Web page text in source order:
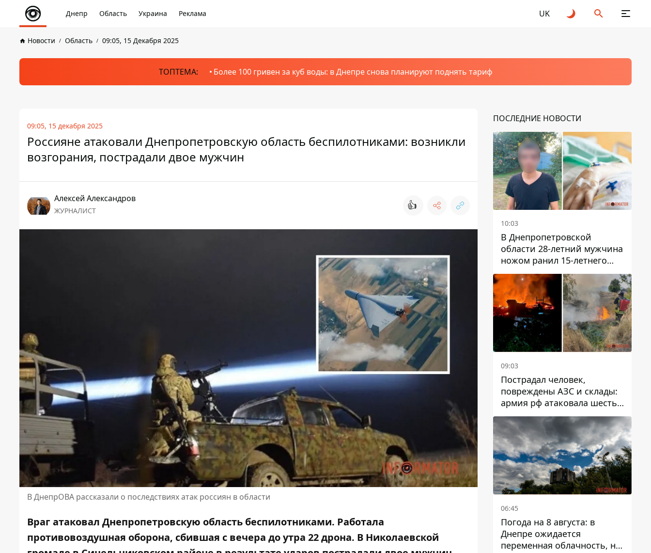
Днепр Область Украина Реклама UK
Новости Область 09:05, 15 Декабря 2025
ТОПТЕМА: Более 100 гривен за куб воды: в Днепре снова планируют поднять тариф
09:05, 15 декабря 2025
Россияне атаковали Днепропетровскую область беспилотниками: возникли
возгорания, пострадали двое мужчин
Алексей Александров
ЖУРНАЛИСТ 👍
В ДнепрОВА рассказали о последствиях атак россиян в области
Враг атаковал Днепропетровскую область беспилотниками. Работала
противовоздушная оборона, сбившая с вечера до утра 22 дрона. В Николаевской
ПОСЛЕДНИЕ НОВОСТИ
10:03
В Днепропетровской
области 28-летний мужчина
ножом ранил 15-летнего
парня
09:03
Пострадал человек,
повреждены АЗС и склады:
армия рф атаковала шесть
районов Днепропетровской
области
06:45
Погода на 8 августа: в
Днепре ожидается
переменная облачность, но